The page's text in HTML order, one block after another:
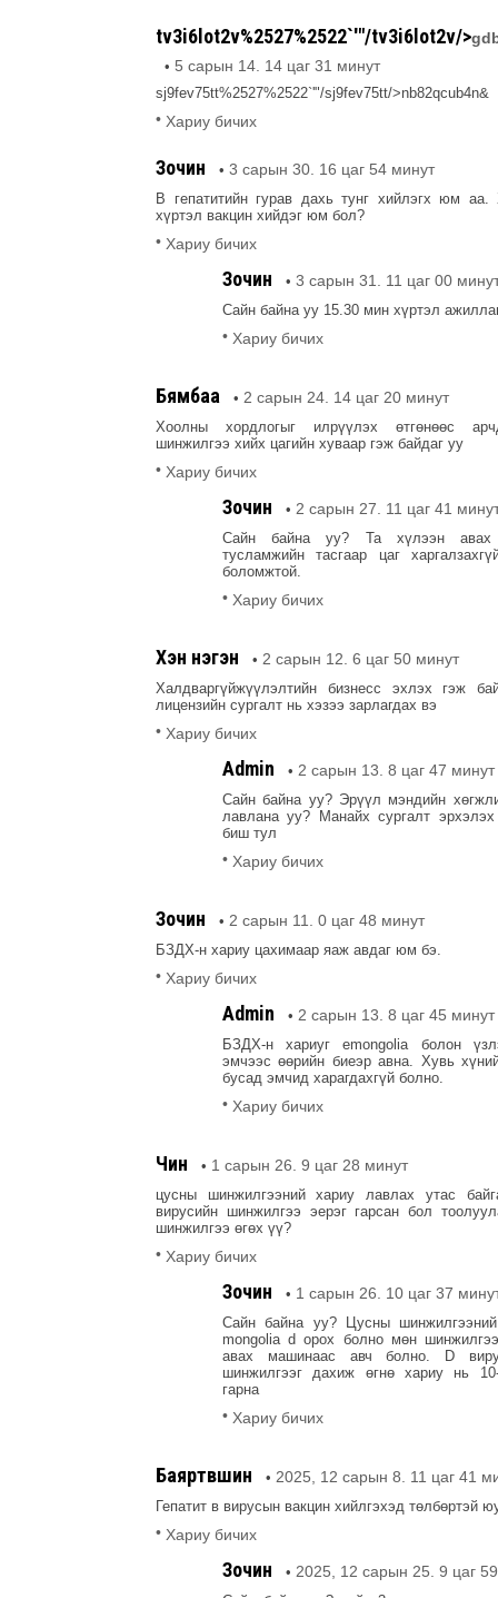
tv3i6lot2v%2527%2522`'"/tv3i6lot2v/>
• 5 сарын 14. 14 цаг 31 минут
sj9fev75tt%2527%2522`'"/sj9fev75tt/>nb82qcub4n&
• Хариу бичих
Зочин • 3 сарын 30. 16 цаг 54 минут
В гепатитийн гурав дахь тунг хийлэгх юм аа.
хүртэл вакцин хийдэг юм бол?
• Хариу бичих
Зочин • 3 сарын 31. 11 цаг 00
Сайн байна уу 15.30 мин хүртэл
• Хариу бичих
Бямбаа • 2 сарын 24. 14 цаг 20 минут
Хоолны хордлогыг илрүүлэх өтгөнөөс
шинжилгээ хийх цагийн хуваар гэж байдаг уу
• Хариу бичих
Зочин • 2 сарын 27. 11 цаг 41
Сайн байна уу? Та хүлээн авах
тусламжийн тасгаар цаг
боломжтой.
• Хариу бичих
Хэн нэгэн • 2 сарын 12. 6 цаг 50 минут
Халдваргүйжүүлэлтийн бизнесс эхлэх гэж
лицензийн сургалт нь хэзээ зарлагдах вэ
• Хариу бичих
Admin • 2 сарын 13. 8 цаг 47 минут
Сайн байна уу? Эрүүл мэндийн
лавлана уу? Манайх сургалт эрхэлэх
биш тул
• Хариу бичих
Зочин • 2 сарын 11. 0 цаг 48 минут
БЗДХ-н хариу цахимаар яаж авдаг юм бэ.
• Хариу бичих
Admin • 2 сарын 13. 8 цаг 45 минут
БЗДХ-н хариуг emongolia болон
эмчээс өөрийн биеэр авна. Хувь
бусад эмчид харагдахгүй болно.
• Хариу бичих
Чин • 1 сарын 26. 9 цаг 28 минут
цусны шинжилгээний хариу лавлах утас
вирусийн шинжилгээ эерэг гарсан бол
шинжилгээ өгөх үү?
• Хариу бичих
Зочин • 1 сарын 26. 10 цаг 37
Сайн байна уу? Цусны
mongolia d орох болно мөн
авах машинаас авч болно. D
шинжилгээг дахиж өгнө хариу нь
гарна
• Хариу бичих
Баяртүвшин • 2025, 12 сарын 8. 11 цаг 41
Гепатит в вирусын вакцин хийлгэхэд төлбөртэй
• Хариу бичих
Зочин • 2025, 12 сарын 25. 9 цаг